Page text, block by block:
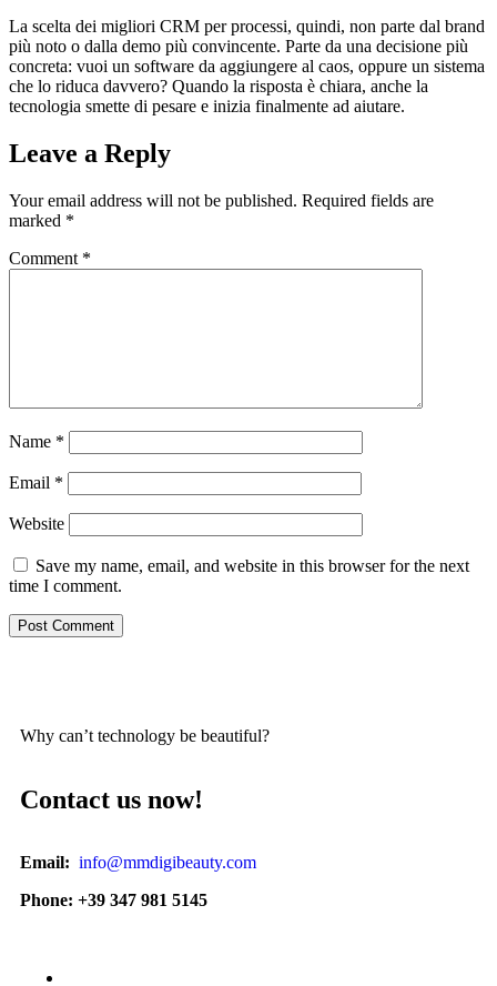
La scelta dei migliori CRM per processi, quindi, non parte dal brand
più noto o dalla demo più convincente. Parte da una decisione più
concreta: vuoi un software da aggiungere al caos, oppure un sistema
che lo riduca davvero? Quando la risposta è chiara, anche la
tecnologia smette di pesare e inizia finalmente ad aiutare.
Leave a Reply
Your email address will not be published. Required fields are
marked *
Comment *
Name *
Email *
Website
Save my name, email, and website in this browser for the next
time I comment.
Why can’t technology be beautiful?
Contact us now!
Email: info@mmdigibeauty.com
Phone: +39 347 981 5145